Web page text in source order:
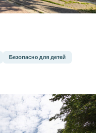
Безопасно для детей